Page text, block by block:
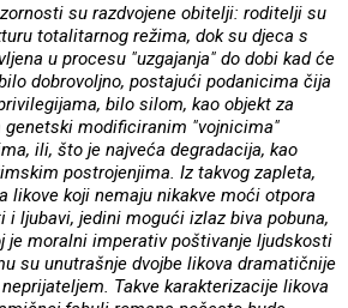
su razdvojene obitelji: roditelji su
totalitarnog režima, dok su djeca s
u procesu "uzgajanja" do dobi kad će
dobrovoljno, postajući podanicima čija
bilo silom, kao objekt za
genetski modificiranim "vojnicima"
ili, što je najveća degradacija, kao
postrojenjima. Iz takvog zapleta,
likove koji nemaju nikakve moći otpora
ljubavi, jedini mogući izlaz biva pobuna,
je moralni imperativ poštivanje ljudskosti
su unutrašnje dvojbe likova dramatičnije
Takve karakterizacije likova